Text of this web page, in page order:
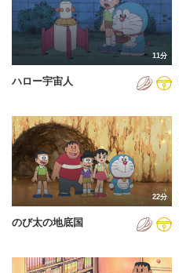
11分
ハロー宇宙人
22分
のび太の地底国